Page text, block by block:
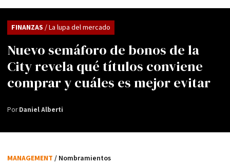
Nuevo semáforo de bonos de la
City revela qué títulos conviene
comprar y cuáles es mejor evitar
FINANZAS / La lupa del mercado
PorDaniel Alberti
MANAGEMENT / Nombramientos